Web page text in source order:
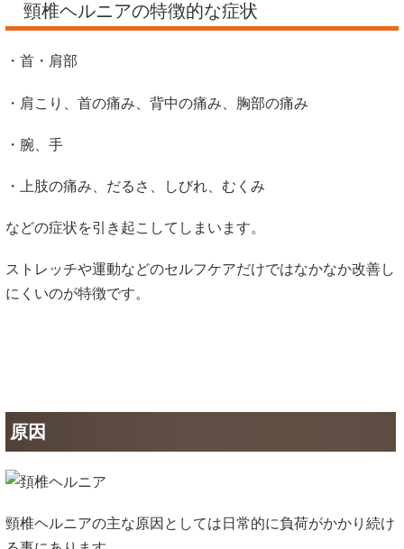
頸椎ヘルニアの特徴的な症状
・首・肩部
・肩こり、首の痛み、背中の痛み、胸部の痛み
・腕、手
・上肢の痛み、だるさ、しびれ、むくみ
などの症状を引き起こしてしまいます。
ストレッチや運動などのセルフケアだけではなかなか改善し
にくいのが特徴です。
原因
頸椎ヘルニアの主な原因としては日常的に負荷がかかり続け